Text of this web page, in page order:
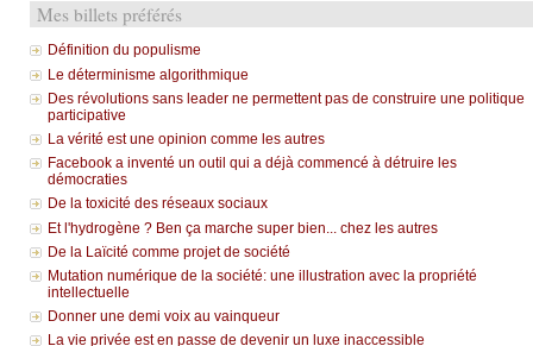
Mes billets préférés
Définition du populisme
Le déterminisme algorithmique
Des révolutions sans leader ne permettent pas de construire une politique
participative
La vérité est une opinion comme les autres
Facebook a inventé un outil qui a déjà commencé à détruire les
démocraties
De la toxicité des réseaux sociaux
Et l'hydrogène ? Ben ça marche super bien... chez les autres
De la Laïcité comme projet de société
Mutation numérique de la société: une illustration avec la propriété
intellectuelle
Donner une demi voix au vainqueur
La vie privée est en passe de devenir un luxe inaccessible